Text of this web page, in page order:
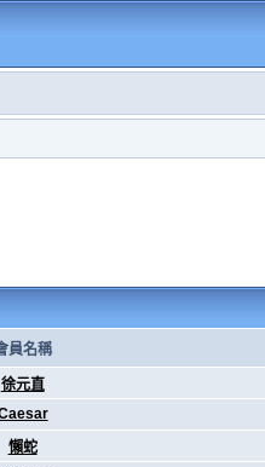
員名稱
徐元直
懶蛇